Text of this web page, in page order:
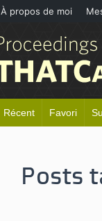
Récent Favori
Posts
À propos de moi